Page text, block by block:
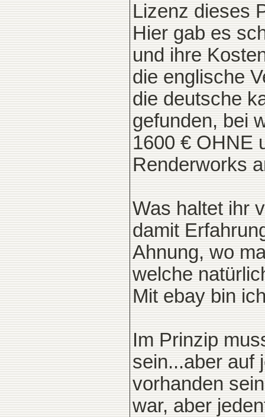
Lizenz dieses
Hier gab es
und ihre
die englische
die deutsche
gefunden, bei
1600 € OHNE
Renderworks
Was haltet ihr
damit
Ahnung, wo
welche
Mit ebay bin
Im Prinzip
sein...aber auf
vorhanden
war, aber